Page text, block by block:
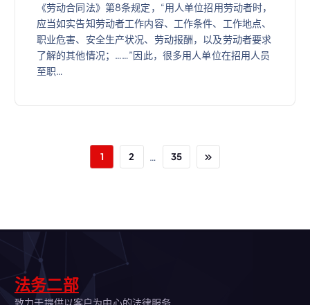
《劳动合同法》第8条规定，“用人单位招用劳动者时，
应当如实告知劳动者工作内容、工作条件、工作地点、
职业危害、安全生产状况、劳动报酬，以及劳动者要求
了解的其他情况；……”因此，很多用人单位在招用人员
至职…
1 2 35
法务二部
致力于提供以客户为中心的法律服务